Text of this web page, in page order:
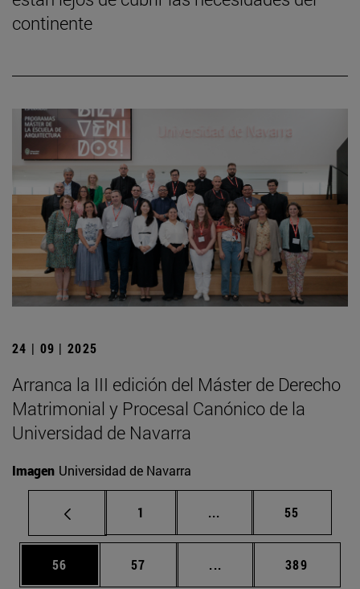
continente
24 | 09 | 2025
Arranca la III edición del Máster de Derecho
Matrimonial y Procesal Canónico de la
Universidad de Navarra
Imagen Universidad de Navarra
Página
1 ... Páginas intermedias
Página
55
Página
56 Página
57 ... Páginas intermedias
Página
389